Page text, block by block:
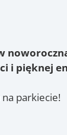
i pięknej
parkiecie!